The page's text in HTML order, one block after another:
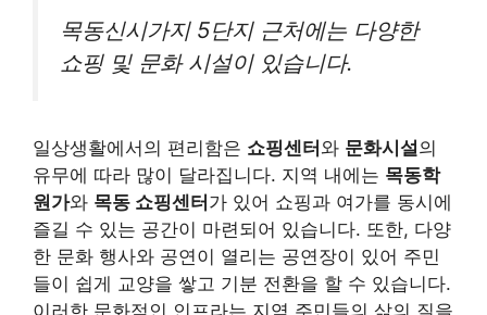
목동신시가지 5단지 근처에는 다양한
쇼핑 및 문화 시설이 있습니다.
일상생활에서의 편리함은 쇼핑센터와 문화시설의
유무에 따라 많이 달라집니다. 지역 내에는 목동학
원가와 목동 쇼핑센터가 있어 쇼핑과 여가를 동시에
즐길 수 있는 공간이 마련되어 있습니다. 또한, 다양
한 문화 행사와 공연이 열리는 공연장이 있어 주민
들이 쉽게 교양을 쌓고 기분 전환을 할 수 있습니다.
이러한 문화적인 인프라는 지역 주민들의 삶의 질을